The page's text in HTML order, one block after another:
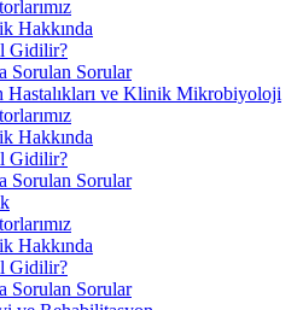
Hakkında
Gidilir?
Sorulan Sorular
Hastalıkları ve Klinik Mikrobiyoloji
Hakkında
Gidilir?
Sorulan Sorular
Hakkında
Gidilir?
Sorulan Sorular